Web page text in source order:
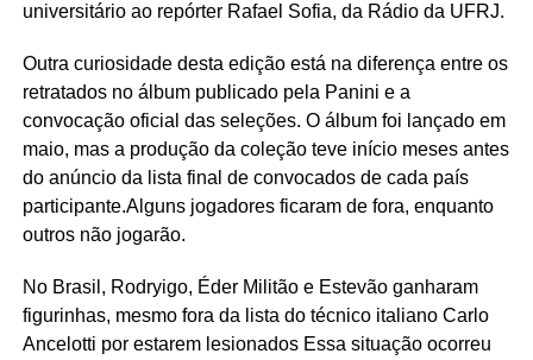
universitário ao repórter Rafael Sofia, da Rádio da UFRJ.
Outra curiosidade desta edição está na diferença entre os
retratados no álbum publicado pela Panini e a
convocação oficial das seleções. O álbum foi lançado em
maio, mas a produção da coleção teve início meses antes
do anúncio da lista final de convocados de cada país
participante.Alguns jogadores ficaram de fora, enquanto
outros não jogarão.
No Brasil, Rodryigo, Éder Militão e Estevão ganharam
figurinhas, mesmo fora da lista do técnico italiano Carlo
Ancelotti por estarem lesionados Essa situação ocorreu